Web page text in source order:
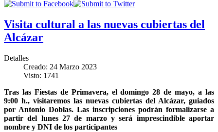
Visita cultural a las nuevas cubiertas del
Alcázar
Detalles
Creado: 24 Marzo 2023
Visto: 1741
Tras las Fiestas de Primavera, el domingo 28 de mayo, a las
9:00 h., visitaremos las nuevas cubiertas del Alcázar, guiados
por Antonio Doblas. Las inscripciones podrán formalizarse a
partir del lunes 27 de marzo y será imprescindible aportar
nombre y DNI de los participantes